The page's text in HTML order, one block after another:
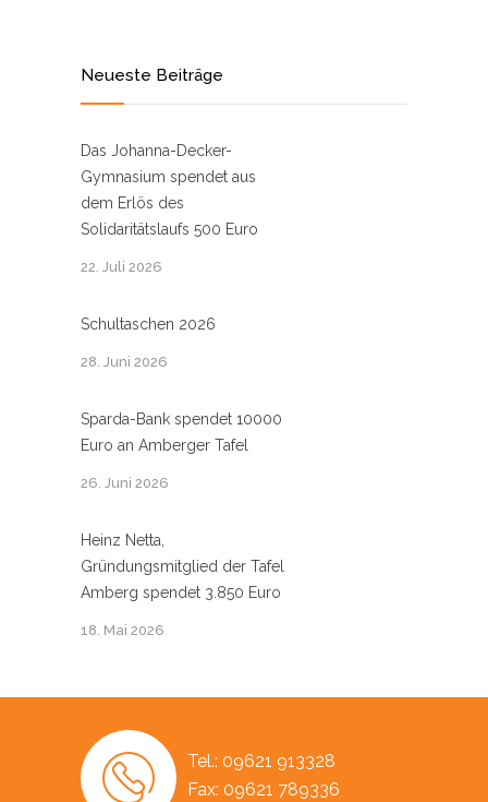
Neueste Beiträge
Das Johanna-Decker-
Gymnasium spendet aus
dem Erlös des
Solidaritätslaufs 500 Euro
22. Juli 2026
Schultaschen 2026
28. Juni 2026
Sparda-Bank spendet 10000
Euro an Amberger Tafel
26. Juni 2026
Heinz Netta,
Gründungsmitglied der Tafel
Amberg spendet 3.850 Euro
18. Mai 2026
Tel.: 09621 913328
Fax: 09621 789336